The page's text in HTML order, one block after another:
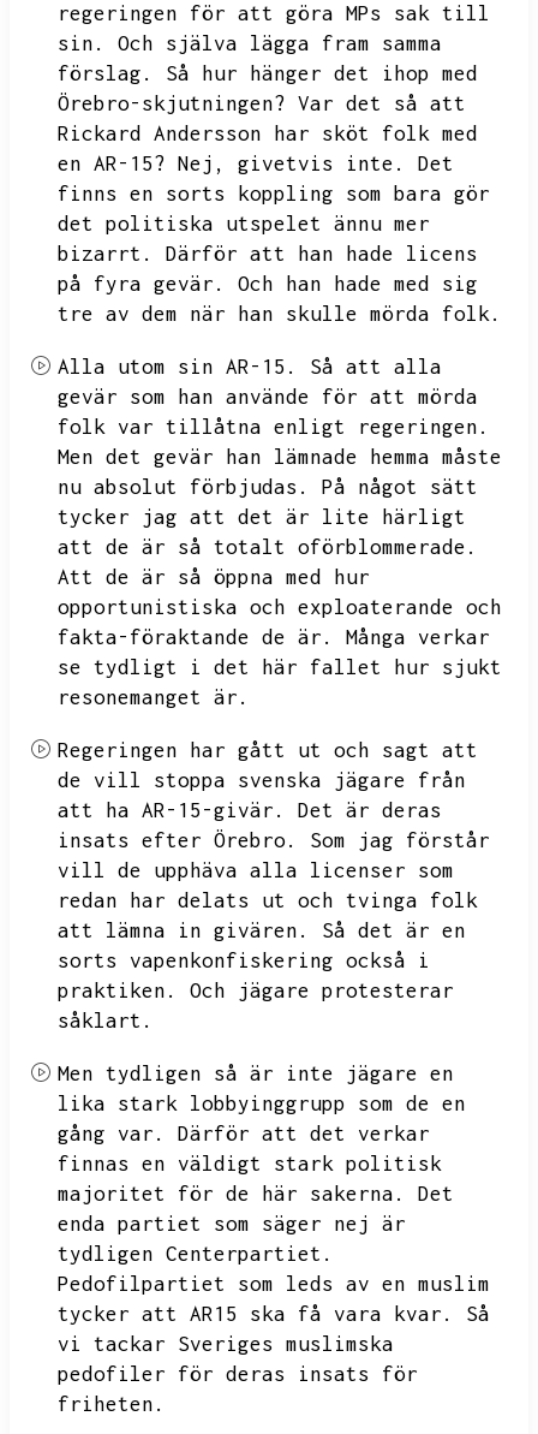
regeringen för att göra MPs sak till
sin.
Och själva lägga fram samma
förslag.
Så hur hänger det ihop med
Örebro-skjutningen? Var det så att
Rickard Andersson har sköt folk med
en AR-15? Nej, givetvis inte.
Det
finns en sorts koppling som bara gör
det politiska utspelet ännu mer
bizarrt.
Därför att han hade licens
på fyra gevär.
Och han hade med sig
tre av dem när han skulle mörda folk.
Alla utom sin AR-15.
Så att alla
gevär som han använde för att mörda
folk var tillåtna enligt regeringen.
Men det gevär han lämnade hemma måste
nu absolut förbjudas.
På något sätt
tycker jag att det är lite härligt
att de är så totalt oförblommerade.
Att de är så öppna med hur
opportunistiska och exploaterande och
fakta-föraktande de är.
Många verkar
se tydligt i det här fallet hur sjukt
resonemanget är.
Regeringen har gått ut och sagt att
de vill stoppa svenska jägare från
att ha AR-15-givär.
Det är deras
insats efter Örebro.
Som jag förstår
vill de upphäva alla licenser som
redan har delats ut och tvinga folk
att lämna in givären.
Så det är en
sorts vapenkonfiskering också i
praktiken.
Och jägare protesterar
såklart.
Men tydligen så är inte jägare en
lika stark lobbyinggrupp som de en
gång var.
Därför att det verkar
finnas en väldigt stark politisk
majoritet för de här sakerna.
Det
enda partiet som säger nej är
tydligen Centerpartiet.
Pedofilpartiet som leds av en muslim
tycker att AR15 ska få vara kvar.
Så
vi tackar Sveriges muslimska
pedofiler för deras insats för
friheten.